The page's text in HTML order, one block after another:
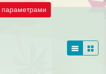
параметрами